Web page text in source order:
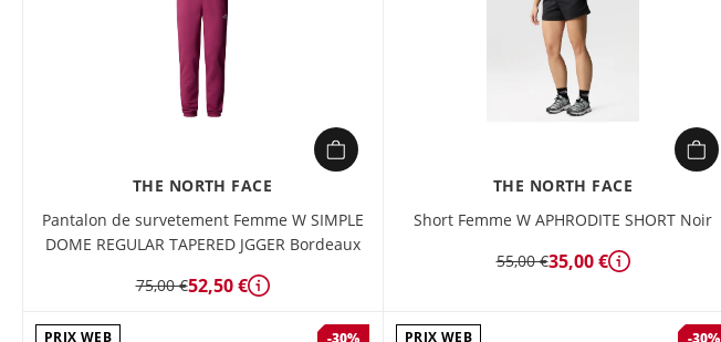
THE NORTH FACE
Pantalon de survetement Femme W SIMPLE
DOME REGULAR TAPERED JGGER Bordeaux
75,00 €52,50 € Détails
THE NORTH FACE
Short Femme W APHRODITE SHORT Noir
55,00 €35,00 € Détails
PRIX WEB -30% PRIX WEB -30%